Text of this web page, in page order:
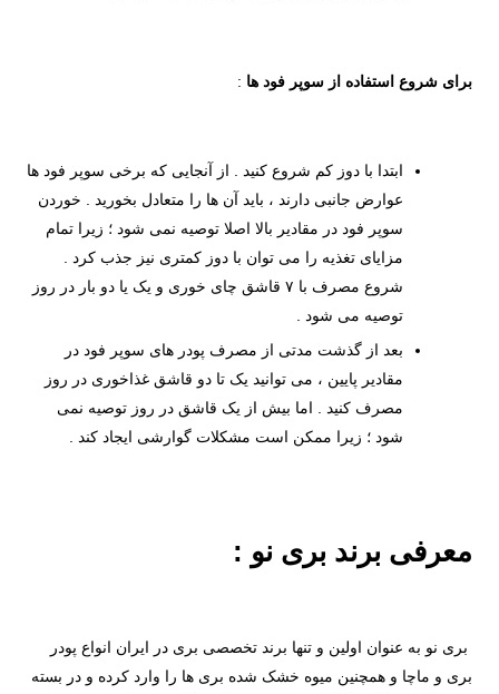
برای شروع استفاده از سوپر فود ها :
ابتدا با دوز کم شروع کنید . از آنجایی که برخی سوپر فود ها
عوارض جانبی دارند ، باید آن ها را متعادل بخورید . خوردن
سوپر فود در مقادیر بالا اصلا توصیه نمی شود ؛ زیرا تمام
مزایای تغذیه را می توان با دوز کمتری نیز جذب کرد .
شروع مصرف با ۷ قاشق چای خوری و یک یا دو بار در روز
توصیه می شود .
بعد از گذشت مدتی از مصرف پودر های سوپر فود در
مقادیر پایین ، می توانید یک تا دو قاشق غذاخوری در روز
مصرف کنید . اما بیش از یک قاشق در روز توصیه نمی
شود ؛ زیرا ممکن است مشکلات گوارشی ایجاد کند .
معرفی برند بری نو :
بری نو به عنوان اولین و تنها برند تخصصی بری در ایران انواع پودر
بری و ماچا و همچنین میوه خشک شده بری ها را وارد کرده و در بسته